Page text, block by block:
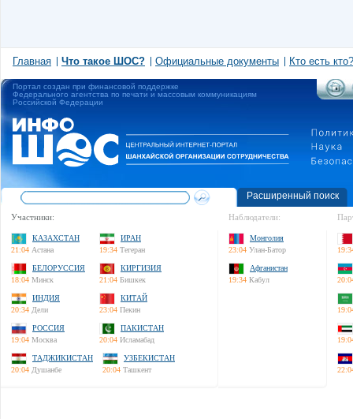
Главная Что такое ШОС? Официальные документы Кто есть кто?
Портал создан при финансовой поддержке
Федерального агентства по печати и массовым коммуникациям
Российской Федерации
Расширенный поиск
Участники:
КАЗАХСТАН
21:04 Астана
ИРАН
19:34 Тегеран
БЕЛОРУССИЯ
18:04 Минск
КИРГИЗИЯ
21:04 Бишкек
ИНДИЯ
20:34 Дели
КИТАЙ
23:04 Пекин
РОССИЯ
19:04 Москва
ПАКИСТАН
20:04 Исламабад
ТАДЖИКИСТАН
20:04 Душанбе
УЗБЕКИСТАН
20:04 Ташкент
Наблюдатели:
Монголия
23:04 Улан-Батор
Афганистан
19:34 Кабул